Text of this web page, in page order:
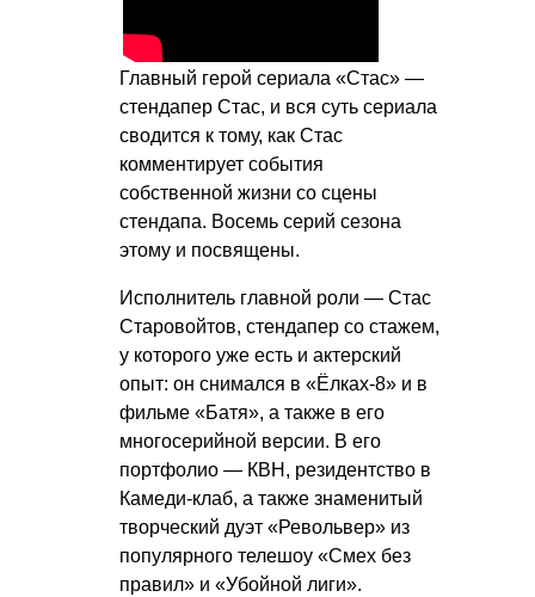
Главный герой сериала «Стас» —
стендапер Стас, и вся суть сериала
сводится к тому, как Стас
комментирует события
собственной жизни со сцены
стендапа. Восемь серий сезона
этому и посвящены.
Исполнитель главной роли — Стас
Старовойтов, стендапер со стажем,
у которого уже есть и актерский
опыт: он снимался в «Ёлках-8» и в
фильме «Батя», а также в его
многосерийной версии. В его
портфолио — КВН, резидентство в
Камеди-клаб, а также знаменитый
творческий дуэт «Револьвер» из
популярного телешоу «Смех без
правил» и «Убойной лиги».